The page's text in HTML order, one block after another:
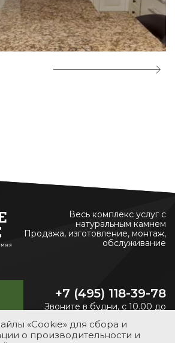
Весь комплекс услуг с
натуральным камнем
Продажа, изготовление, монтаж,
обслуживание
+7 (495) 118-39-78
Звоните в будни, с 10.00 до
«Cookie» для сбора и
о производительности и